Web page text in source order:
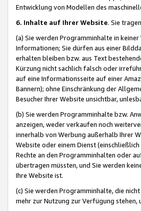
Entwicklung von Modellen des
6. Inhalte auf Ihrer Website. Sie
(a) Sie werden Programminhalte in
Informationen; Sie dürfen aus einer
erhalten bleiben bzw. aus Text
Kürzung nicht sachlich falsch oder
auf eine Informationsseite auf einer
Bannern); ohne Einschränkung der
Besucher Ihrer Website unsichtbar,
(b) Sie werden Programminhalte bzw.
anzeigen, weder verkaufen noch
innerhalb von Werbung außerhalb Ihrer
Website oder einem Dienst
Rechte an den Programminhalten oder
übertragen müssten, und Sie werden
Ihre Website ist.
(c) Sie werden Programminhalte, die
mehr zur Nutzung zur Verfügung